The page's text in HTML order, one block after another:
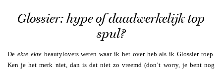
Glossier: hype of daadwerkelijk top
spul?
De ekte ektebeautylovers weten waar ik het over heb als ik Glossier roep.
Ken je het merk niet, dan is dat niet zo vreemd (don’t worry, je bent nog